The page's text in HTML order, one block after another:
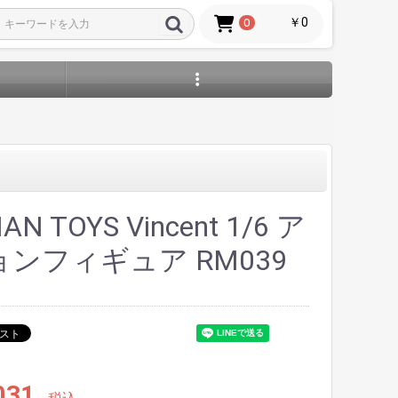
0 ￥0
TOYS Vincent 1/6 ア
ンフィギュア RM039